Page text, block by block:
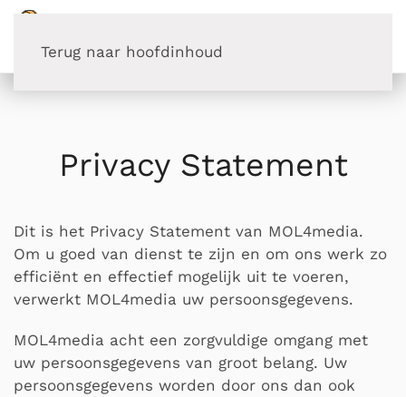
Terug naar hoofdinhoud
Privacy Statement
Dit is het Privacy Statement van MOL4media.
Om u goed van dienst te zijn en om ons werk zo
efficiënt en effectief mogelijk uit te voeren,
verwerkt MOL4media uw persoonsgegevens.
MOL4media acht een zorgvuldige omgang met
uw persoonsgegevens van groot belang. Uw
persoonsgegevens worden door ons dan ook